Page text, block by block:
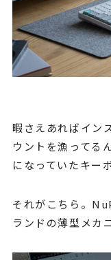
暇さえあればイン
ウントを漁ってる
になっていたキー
それがこちら。
ランドの薄型メカ